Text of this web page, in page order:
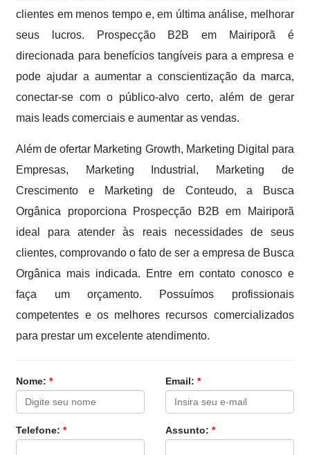
clientes em menos tempo e, em última análise, melhorar
seus lucros. Prospecção B2B em Mairiporã é
direcionada para benefícios tangíveis para a empresa e
pode ajudar a aumentar a conscientização da marca,
conectar-se com o público-alvo certo, além de gerar
mais leads comerciais e aumentar as vendas.
Além de ofertar Marketing Growth, Marketing Digital para
Empresas, Marketing Industrial, Marketing de
Crescimento e Marketing de Conteudo, a Busca
Orgânica proporciona Prospecção B2B em Mairiporã
ideal para atender às reais necessidades de seus
clientes, comprovando o fato de ser a empresa de Busca
Orgânica mais indicada. Entre em contato conosco e
faça um orçamento. Possuímos profissionais
competentes e os melhores recursos comercializados
para prestar um excelente atendimento.
Nome:* Email: *
Telefone:* Assunto: *